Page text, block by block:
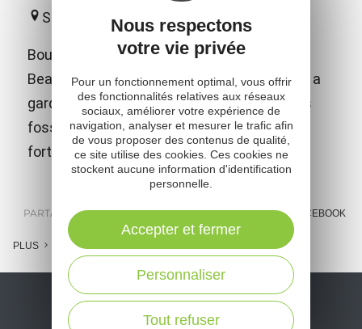
Saint-Côme-d'Olt
Bourg moyenâgeux, classé "l'un des Plus
Beaux Villages de France" Saint-Côme-d'Olt a
gardé son ancienne infrastructure avec ses
fossés (actuel tour de ville) et son enceinte
fortifiée percée de trois portes.
PARTAGER : E-MAIL MESSENGER FACEBOOK
PLUS
Nous respectons
votre vie privée
Pour un fonctionnement optimal, vous offrir
des fonctionnalités relatives aux réseaux
sociaux, améliorer votre expérience de
navigation, analyser et mesurer le trafic afin
de vous proposer des contenus de qualité,
ce site utilise des cookies. Ces cookies ne
stockent aucune information d'identification
personnelle.
Tout refuser
Personnaliser
Accepter et fermer